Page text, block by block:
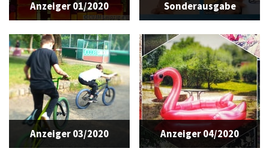
© CVJM Leipzig e.V.
Anzeiger 01/2020
Sonderausgabe
Anzeiger 03/2020 Anzeiger 04/2020